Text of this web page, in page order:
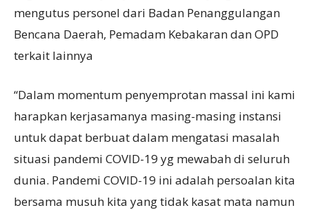
mengutus personel dari Badan Penanggulangan
Bencana Daerah, Pemadam Kebakaran dan OPD
terkait lainnya
“Dalam momentum penyemprotan massal ini kami
harapkan kerjasamanya masing-masing instansi
untuk dapat berbuat dalam mengatasi masalah
situasi pandemi COVID-19 yg mewabah di seluruh
dunia. Pandemi COVID-19 ini adalah persoalan kita
bersama musuh kita yang tidak kasat mata namun